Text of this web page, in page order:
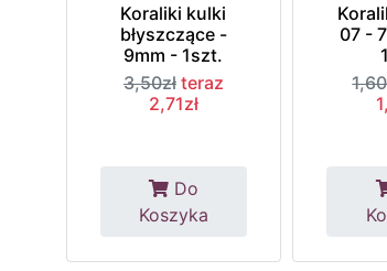
Koraliki kulki
błyszczące -
9mm - 1szt.
3,50zł teraz
2,71zł
Do
Koszyka
07 -